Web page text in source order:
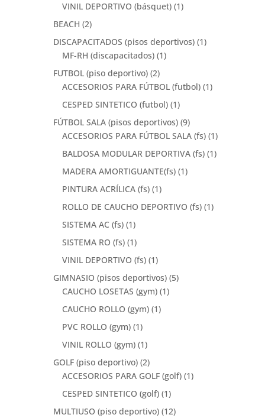
VINIL DEPORTIVO (básquet) (1)
BEACH (2)
DISCAPACITADOS (pisos deportivos) (1)
MF-RH (discapacitados) (1)
FUTBOL (piso deportivo) (2)
ACCESORIOS PARA FÚTBOL (futbol) (1)
CESPED SINTETICO (futbol) (1)
FÚTBOL SALA (pisos deportivos) (9)
ACCESORIOS PARA FÚTBOL SALA (fs) (1)
BALDOSA MODULAR DEPORTIVA (fs) (1)
MADERA AMORTIGUANTE(fs) (1)
PINTURA ACRÍLICA (fs) (1)
ROLLO DE CAUCHO DEPORTIVO (fs) (1)
SISTEMA AC (fs) (1)
SISTEMA RO (fs) (1)
VINIL DEPORTIVO (fs) (1)
GIMNASIO (pisos deportivos) (5)
CAUCHO LOSETAS (gym) (1)
CAUCHO ROLLO (gym) (1)
PVC ROLLO (gym) (1)
VINIL ROLLO (gym) (1)
GOLF (piso deportivo) (2)
ACCESORIOS PARA GOLF (golf) (1)
CESPED SINTETICO (golf) (1)
MULTIUSO (piso deportivo) (12)